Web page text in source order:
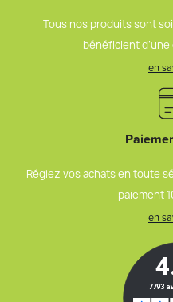
Tous nos produits sont
bénéficient
en
Réglez vos achats en toute
paiement
en